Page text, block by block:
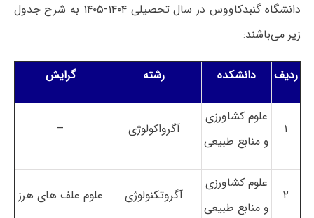
دانشگاه گنبدکاووس در سال تحصیلی ۱۴۰۴-۱۴۰۵ به شرح جدول
زیر می‌باشند:
ردیف دانشکده رشته گرایش
۱
علوم کشاورزی
و منابع طبیعی
آگرواکولوژی –
۲
علوم کشاورزی
و منابع طبیعی
آگروتکنولوژی علوم علف های هرز